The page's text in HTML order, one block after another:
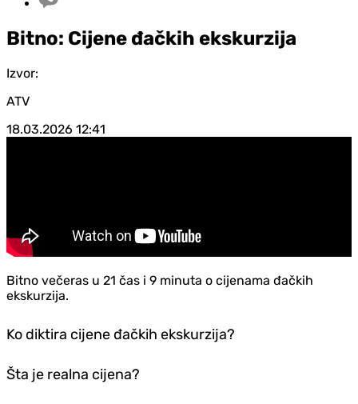
Bitno: Cijene đačkih ekskurzija
Izvor:
ATV
18.03.2026 12:41
Bitno večeras u 21 čas i 9 minuta o cijenama đačkih
ekskurzija.
Ko diktira cijene đačkih ekskurzija?
Šta je realna cijena?